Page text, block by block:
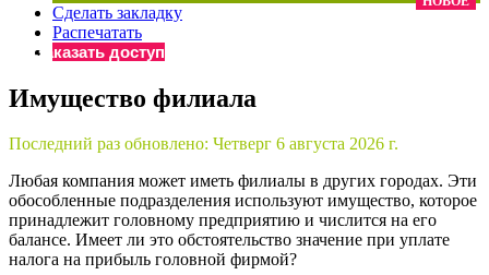
Бератор
«Практическая энциклопедия бухгалтера»
«Нормативные акты для бухгалтера»
«Практическая бухгалтерия»
Онлайн-сервисы «Учетная политика» и «Алгоритмы
Просто заполните форму, и мы вышлем вам на почту
Сделать закладку
Распечатать
Заказать доступ
Имущество филиала
Последний раз обновлено: Четверг 6 августа 2026 г.
Любая компания может иметь филиалы в других городах. Эти
обособленные подразделения используют имущество, которое
принадлежит головному предприятию и числится на его
балансе. Имеет ли это обстоятельство значение при уплате
налога на прибыль головной фирмой?